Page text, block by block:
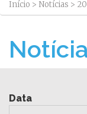
Início > Notícias >
Data